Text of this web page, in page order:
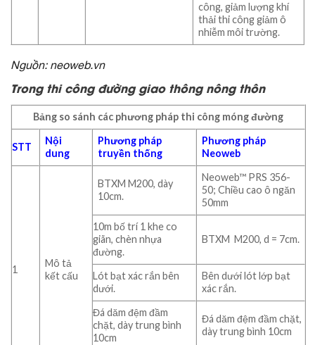
công, giảm lượng khí
thải thi công giảm ô
nhiễm môi trường.
Nguồn: neoweb.vn
Trong thi công đường giao thông nông thôn
Bảng so sánh các phương pháp thi công móng đường
STT
Nội
dung
Phương pháp
truyền thống
Phương pháp
Neoweb
1
Mô tả
kết cấu
BTXM M200, dày
10cm.
Neoweb™ PRS 356-
50; Chiều cao ô ngăn
50mm
10m bố trí 1 khe co
giãn, chèn nhựa
đường.
BTXM M200, d = 7cm.
Lót bạt xác rắn bên
dưới.
Bên dưới lót lớp bạt
xác rắn.
Đá dăm đệm đầm
chặt, dày trung bình
10cm
Đá dăm đệm đầm chặt,
dày trung bình 10cm